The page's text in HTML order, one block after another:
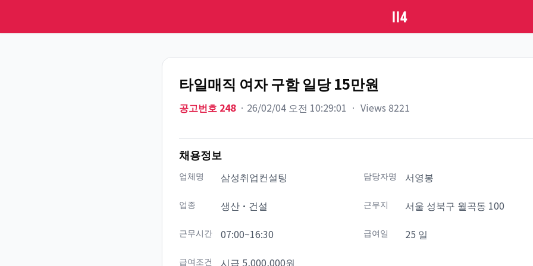
타일매직 여자 구함 일당 15만원
공고번호 248 ㆍ 26/02/04 오전 10:29:01 ㆍ Views 8221
채용정보
업체명 삼성취업컨설팅 담당자명 서영봉
업종 생산·건설 근무지 서울 성북구 월곡동 100
근무시간 07:00~16:30 급여일 25 일
급여조건 시급 5,000,000원